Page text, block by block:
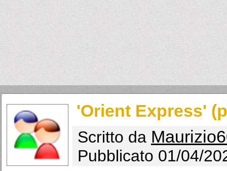
'Orient Express'
Scritto da
Pubblicato 01/04/